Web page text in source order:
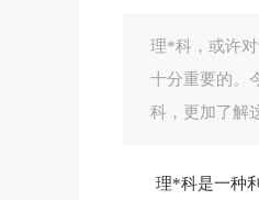
理*科，或许
十分重要的。
科，更加了解
理*科是一种